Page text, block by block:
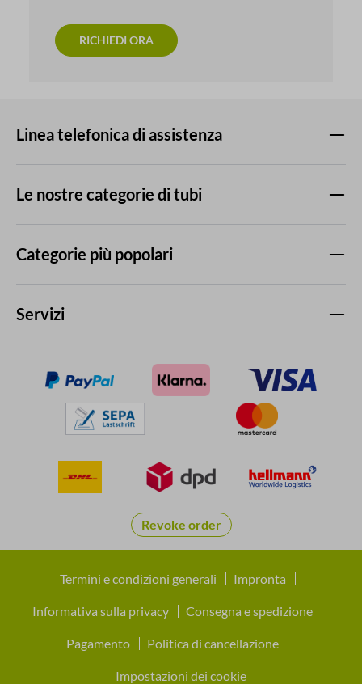
RICHIEDI ORA
Linea telefonica di assistenza
Le nostre categorie di tubi
Categorie più popolari
Servizi
Revoke order
Termini e condizioni generali Impronta
Informativa sulla privacy Consegna e spedizione
Pagamento Politica di cancellazione
Impostazioni dei cookie